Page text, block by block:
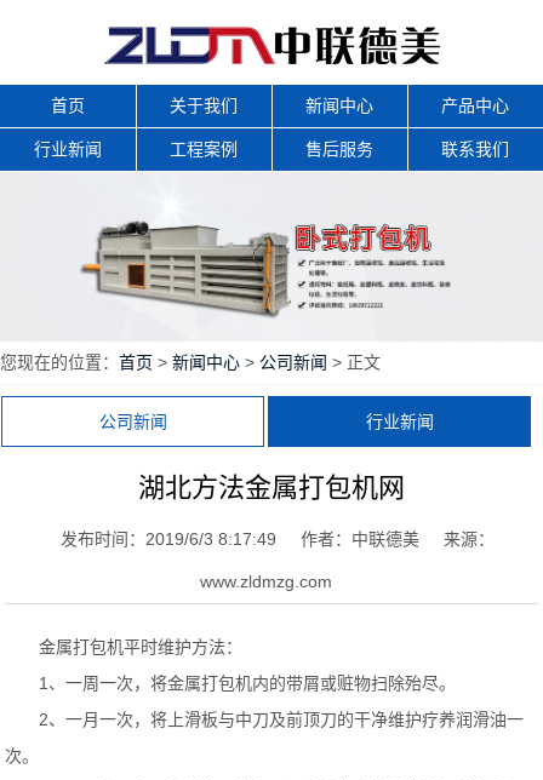
首页 关于我们 新闻中心 产品中心
行业新闻 工程案例 售后服务 联系我们
您现在的位置： 首页 > 新闻中心 > 公司新闻 > 正文
公司新闻 行业新闻
湖北方法金属打包机网
发布时间：2019/6/3 8:17:49 作者：中联德美 来源：
www.zldmzg.com
金属打包机平时维护方法：
1、一周一次，将金属打包机内的带屑或赃物扫除殆尽。
2、一月一次，将上滑板与中刀及前顶刀的干净维护疗养润滑油一
次。